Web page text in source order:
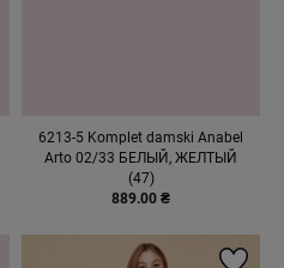
6213-5 Komplet damski Anabel
Arto 02/33 БЕЛЫЙ, ЖЕЛТЫЙ
(47)
889.00 ₴